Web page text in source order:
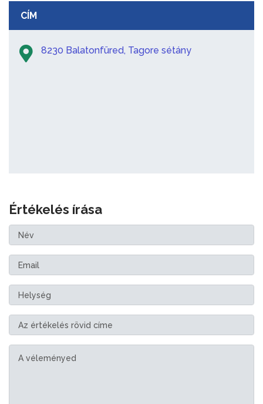
CÍM
8230 Balatonfüred, Tagore sétány
Értékelés írása